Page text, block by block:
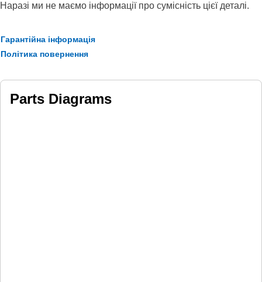
Наразі ми не маємо інформації про сумісність цієї деталі.
Гарантійна інформація
Політика повернення
Parts Diagrams